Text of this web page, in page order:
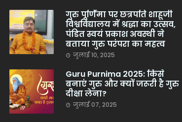
गुरु पूर्णिमा पर छत्रपति शाहूजी
विश्वविद्यालय में श्रद्धा का उत्सव,
पंडित स्वयं प्रकाश अवस्थी ने
बताया गुरु परंपरा का महत्व
जुलाई 10, 2025
Guru Purnima 2025: किसे
बनाएं गुरु और क्यों जरूरी है गुरु
दीक्षा लेना?
जुलाई 07, 2025